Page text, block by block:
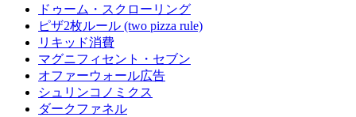
ドゥーム・スクローリング
ピザ2枚ルール (two pizza rule)
リキッド消費
マグニフィセント・セブン
オファーウォール広告
シュリンコノミクス
ダークファネル